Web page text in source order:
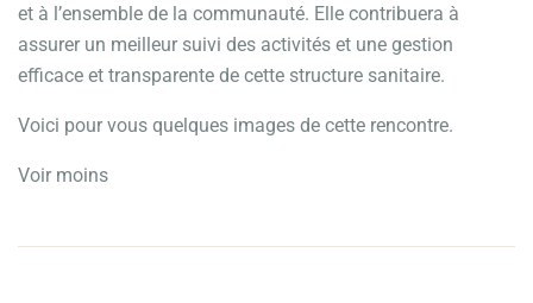
et à l’ensemble de la communauté. Elle contribuera à
assurer un meilleur suivi des activités et une gestion
efficace et transparente de cette structure sanitaire.
Voici pour vous quelques images de cette rencontre.
Voir moins